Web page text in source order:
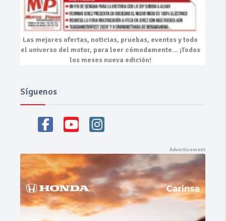
Las mejores ofertas, noticias, pruebas, eventosy todo
el universo del motor, para leer cómodamente… ¡Todos
los meses nueva edición!
Síguenos